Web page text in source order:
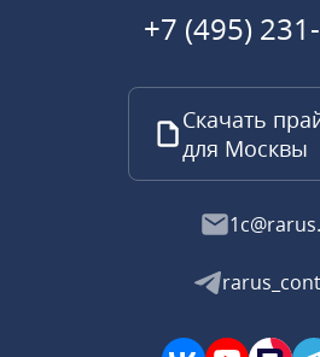
+7 (495)
Скачать
для Москвы